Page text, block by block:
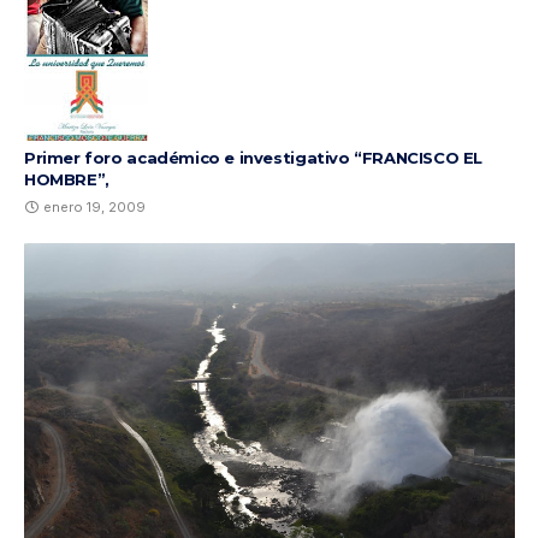
Primer foro académico e investigativo “FRANCISCO EL
HOMBRE”,
enero 19, 2009